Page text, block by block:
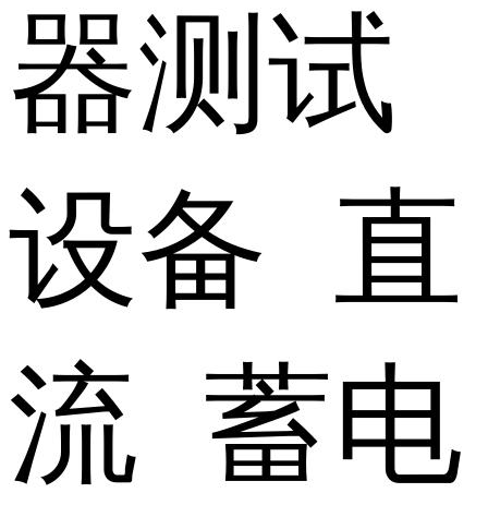
器测试
设备 直
流 蓄电